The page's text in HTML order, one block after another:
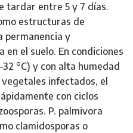
tardar entre 5 y 7 días.
estructuras de
permanencia y
el suelo. En condiciones
°C) y con alta humedad
infectados, el
con ciclos
P. palmivora
clamidosporas o